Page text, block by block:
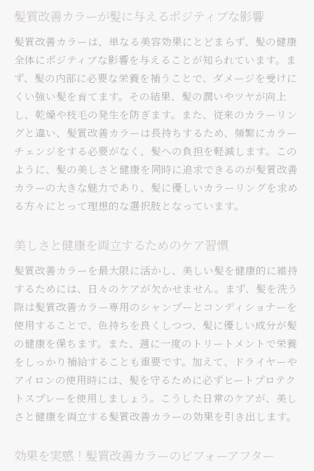
髪質改善カラーが髪に与えるポジティブな影響
髪質改善カラーは、単なる美容効果にとどまらず、髪の健康
全体にポジティブな影響を与えることが知られています。ま
ず、髪の内部に必要な栄養を補うことで、ダメージを受けに
くい強い髪を育てます。その結果、髪の潤いやツヤが向上
し、乾燥や枝毛の発生を防ぎます。また、従来のカラーリン
グと違い、髪質改善カラーは長持ちするため、頻繁にカラー
チェンジをする必要がなく、髪への負担を軽減します。この
ように、髪の美しさと健康を同時に追求できるのが髪質改善
カラーの大きな魅力であり、髪に優しいカラーリングを求め
る方々にとって理想的な選択肢となっています。
美しさと健康を両立するためのケア習慣
髪質改善カラーを最大限に活かし、美しい髪を健康的に維持
するためには、日々のケアが欠かせません。まず、髪を洗う
際は髪質改善カラー専用のシャンプーとコンディショナーを
使用することで、色持ちを良くしつつ、髪に優しい成分が髪
の健康を保ちます。また、週に一度のトリートメントで栄養
をしっかり補給することも重要です。加えて、ドライヤーや
アイロンの使用時には、髪を守るために必ずヒートプロテク
トスプレーを使用しましょう。こうした日常のケアが、美し
さと健康を両立する髪質改善カラーの効果を引き出します。
効果を実感！髪質改善カラーのビフォーアフター